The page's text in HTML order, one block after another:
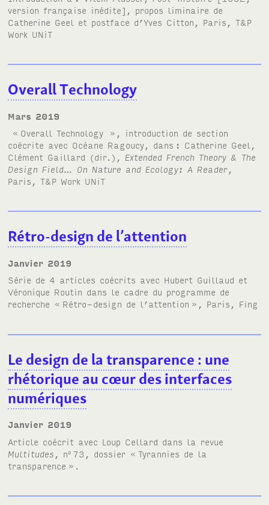
version française inédite], propos liminaire de
Catherine Geel et postface d’Yves Citton, Paris, T&P
Work UNiT
Overall Technology
mars 2019
« Overall Technology
», introduction de section
coécrite avec Océane Ragoucy, dans : Catherine Geel,
Clément Gaillard (dir.), Extended French Theory & The
Design Field… On Nature and Ecology: A Reader,
Paris, T&P Work UNiT
Rétro-design de l’attention
janvier 2019
Série de 4 articles coécrits avec Hubert Guillaud et
Véronique Routin dans le cadre du programme de
recherche « Rétro-design de l’attention », Paris, Fing
Le design de la transparence : une
rhétorique au cœur des interfaces
numériques
janvier 2019
Article coécrit avec Loup Cellard dans la revue
Multitudes , no 73, dossier « Tyrannies de la
transparence ».